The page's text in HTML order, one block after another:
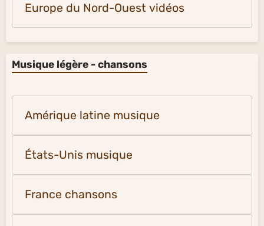
Europe du Nord-Ouest vidéos
Musique légère - chansons
Amérique latine musique
États-Unis musique
France chansons